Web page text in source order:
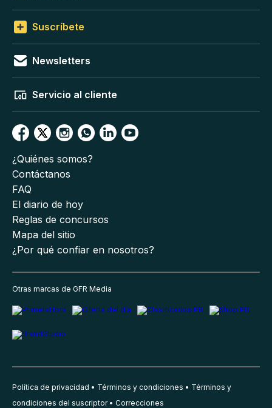
Suscríbete
Newsletters
Servicio al cliente
¿Quiénes somos?
Contáctanos
FAQ
El diario de hoy
Reglas de concursos
Mapa del sitio
¿Por qué confiar en nosotros?
Otras marcas de GFR Media
Política de privacidad Términos y condiciones
Términos y
condiciones del suscriptor
Correcciones